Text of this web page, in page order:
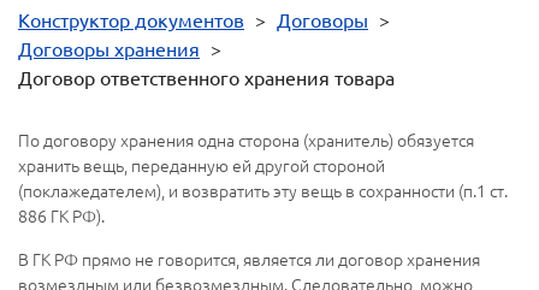
Конструктор документов > Договоры >
Договоры хранения >
Договор ответственного хранения товара
По договору хранения одна сторона (хранитель) обязуется
хранить вещь, переданную ей другой стороной
(поклажедателем), и возвратить эту вещь в сохранности (п.1 ст.
886 ГК РФ).
В ГК РФ прямо не говорится, является ли договор хранения
возмездным или безвозмездным. Следовательно, можно